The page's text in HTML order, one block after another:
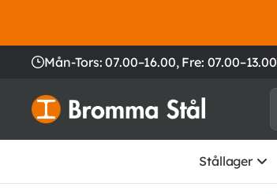
Mån-Tors: 07.00–16.00, Fre: 07.00–13.00
Stållager